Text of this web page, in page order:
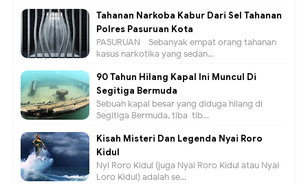
Tahanan Narkoba Kabur Dari Sel Tahanan
Polres Pasuruan Kota
PASURUAN - Sebanyak empat orang tahanan
kasus narkotika yang sedan...
90 Tahun Hilang Kapal Ini Muncul Di
Segitiga Bermuda
Sebuah kapal besar yang diduga hilang di
Segitiga Bermuda, tiba-tib...
Kisah Misteri Dan Legenda Nyai Roro
Kidul
Nyi Roro Kidul (juga Nyai Roro Kidul atau Nyai
Loro Kidul) adalah se...